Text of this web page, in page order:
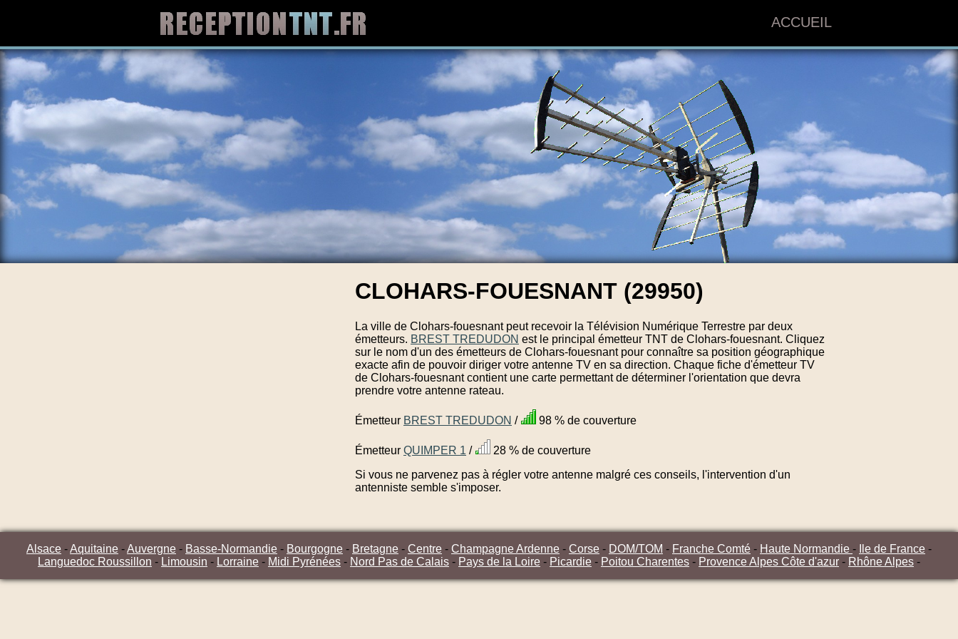
ACCUEIL
CLOHARS-FOUESNANT (29950)
La ville de Clohars-fouesnant peut recevoir la Télévision Numérique Terrestre par deux
émetteurs. BREST TREDUDON est le principal émetteur TNT de Clohars-fouesnant. Cliquez
sur le nom d'un des émetteurs de Clohars-fouesnant pour connaître sa position géographique
exacte afin de pouvoir diriger votre antenne TV en sa direction. Chaque fiche d'émetteur TV
de Clohars-fouesnant contient une carte permettant de déterminer l'orientation que devra
prendre votre antenne rateau.
Émetteur BREST TREDUDON / 98 % de couverture
Émetteur QUIMPER 1 /
28 % de couverture
Si vous ne parvenez pas à régler votre antenne malgré ces conseils, l'intervention d'un
antenniste semble s'imposer.
Alsace -Aquitaine -Auvergne - Basse-Normandie - Bourgogne - Bretagne - Centre - Champagne Ardenne - Corse - DOM/TOM - Franche Comté - Haute Normandie - Ile de France -
Languedoc Roussillon - Limousin - Lorraine - Midi Pyrénées - Nord Pas de Calais - Pays de la Loire - Picardie - Poitou Charentes - Provence Alpes Côte d'azur - Rhône Alpes -